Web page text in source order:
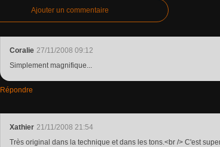
Ajouter un commentaire
Coralie 27/11/2008 09:12
Simplement magnifique...
Répondre
Xathier 21/11/2008 21:54
Très original dans la technique et dans les tons.<br /> C'est